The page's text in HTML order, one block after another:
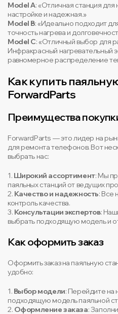
Model A: «Отличная станция
настройке и надежная.»
Model B: «Идеально подходит
точность нагрева и
Model C: «Отличный выбор для
Инфракрасный нагревательный
равномерное распределение
Как купить
ForwardParts
Преимущества
ForwardParts — это лидер на
для ремонта телефонов. Вот
выбрать нас:
1. Широкий ассортимент: Мы
паяльных станций от ведущих
2. Качество и надежность: Все
контроль качества.
3. Консультации экспертов:
выбрать подходящую модель и
Как оформить заказ
Оформить заказ на паяльную
удобно:
1. Выбор модели: Перейдите на
подходящую модель паяльной
2. Оформление заказа: